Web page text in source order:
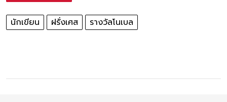
นักเขียน ฝรั่งเศส รางวัลโนเบล